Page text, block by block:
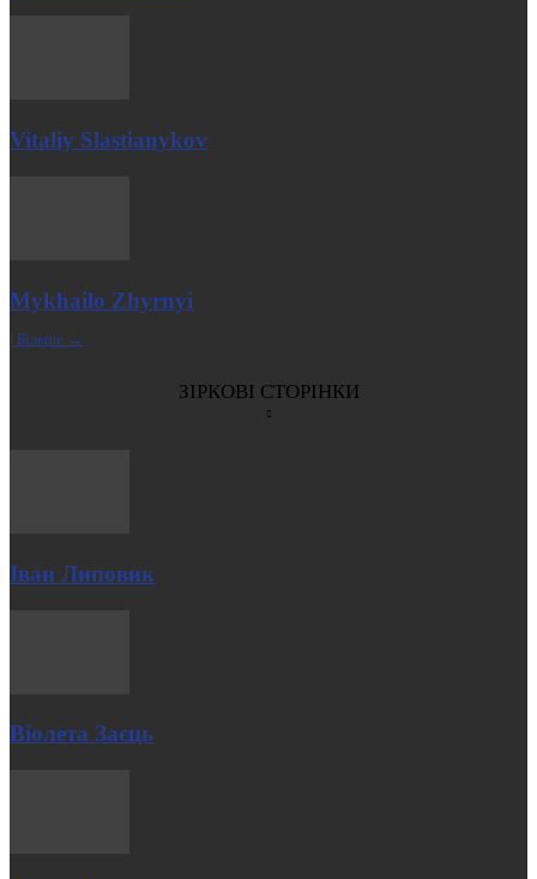
Vitaliy Slastianykov
Mykhailo Zhyrnyi
| Більше →
ЗІРКОВІ СТОРІНКИ
Іван Липовик
Віолета Заєць